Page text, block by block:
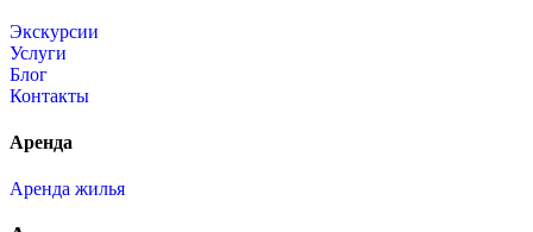
Экскурсии
Услуги
Блог
Контакты
Аренда
Аренда жилья